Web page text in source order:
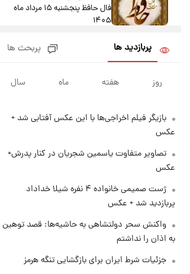
فال حافظ پنجشنبه ۱۵ مرداد ماه
۱۴۰۵
فال قهوه روزانه پنجشنبه ۱۵ مرداد
ماه ۱۴۰۵
۱۹ ساعت پیش
چهارشنبه ۱۴ مرداد + جدول
تولید سایپا؛ نام خودرو، مبلغ پیش
پرداخت و زمان تحویل | سود
مشارکت چند درصد است؟
پربازدید ها پربحث ها
روز هفته ماه سال
بازیگر فیلم اخراجی‌ها با این عکس آفتابی شد +
عکس
تصاویر متفاوت یاسمین شجریان در کنار پدرش+
عکس
ژست صمیمی خانواده ۴ نفره شیلا خداداد
پربازدید شد + عکس
واکنش سحر دولتشاهی به حاشیه‌ها: قصد توهین
به اذان را نداشتم
جزئیات شرط ایران برای بازگشایی تنگه هرمز